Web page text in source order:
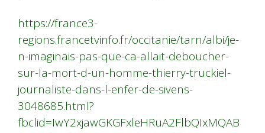
https://france3-
regions.francetvinfo.fr/occitanie/tarn/albi/je-
n-imaginais-pas-que-ca-allait-deboucher-
sur-la-mort-d-un-homme-thierry-truckiel-
journaliste-dans-l-enfer-de-sivens-
3048685.html?
fbclid=IwY2xjawGKGFxleHRuA2FlbQIxMQAB